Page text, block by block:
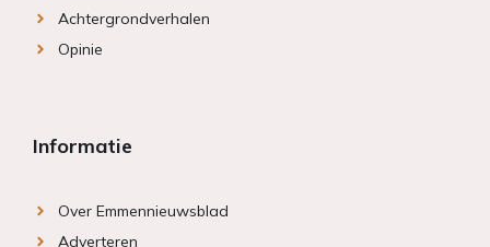
Achtergrondverhalen
Opinie
Informatie
Over Emmennieuwsblad
Adverteren